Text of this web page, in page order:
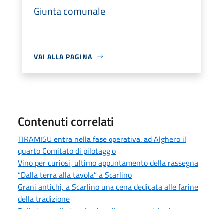
Giunta comunale
VAI ALLA PAGINA
Contenuti correlati
TIRAMISU entra nella fase operativa: ad Alghero il
quarto Comitato di pilotaggio
Vino per curiosi, ultimo appuntamento della rassegna
“Dalla terra alla tavola” a Scarlino
Grani antichi, a Scarlino una cena dedicata alle farine
della tradizione